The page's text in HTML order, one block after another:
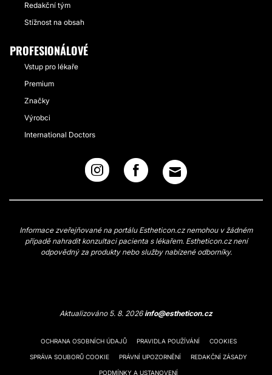
Redakční tým
Stížnost na obsah
PROFESIONÁLOVÉ
Vstup pro lékaře
Premium
Značky
Výrobci
International Doctors
Informace zveřejňované na portálu Estheticon.cz nemohou v žádném
případě nahradit konzultaci pacienta s lékařem. Estheticon.cz není
odpovědný za produkty nebo služby nabízené odborníky.
Aktualizováno 5. 8. 2026info@estheticon.cz
OCHRANA OSOBNÍCH ÚDAJŮ PRAVIDLA POUŽÍVÁNÍ COOKIES
SPRÁVA SOUBORŮ COOKIE PRÁVNÍ UPOZORNĚNÍ REDAKČNÍ ZÁSADY
PODMÍNKY A USTANOVENÍ